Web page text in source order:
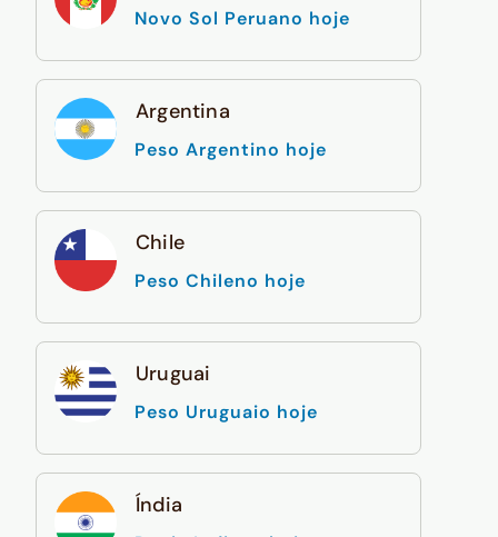
Novo Sol Peruano hoje
Argentina
Peso Argentino hoje
Chile
Peso Chileno hoje
Uruguai
Peso Uruguaio hoje
Índia